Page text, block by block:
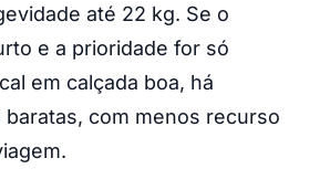
até 22 kg. Se o
e a prioridade for só
em calçada boa, há
baratas, com menos recurso